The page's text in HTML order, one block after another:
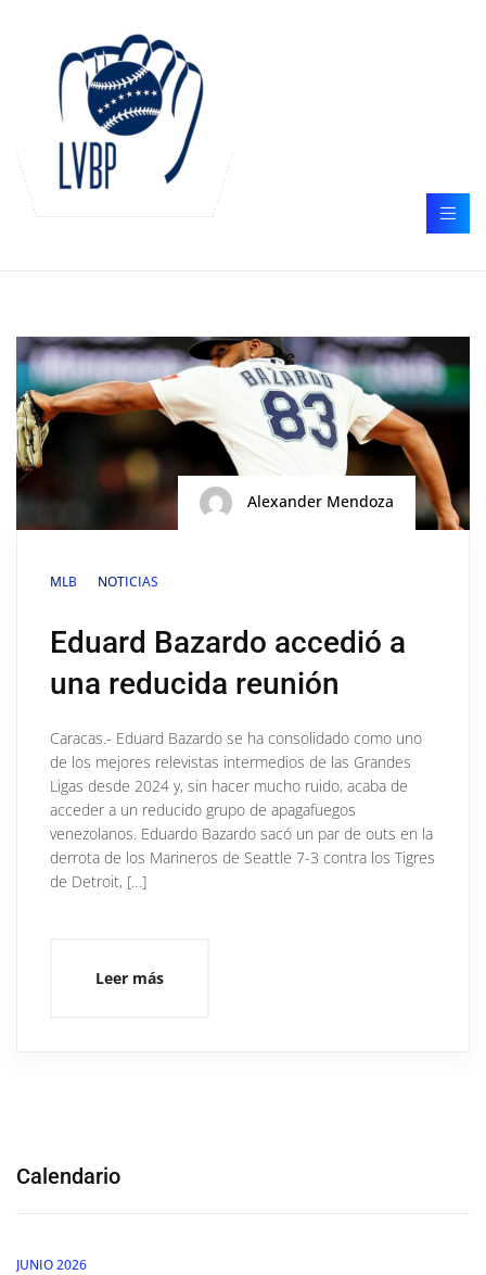
Alexander Mendoza
MLB NOTICIAS
Eduard Bazardo accedió a
una reducida reunión
Caracas.- Eduard Bazardo se ha consolidado como uno
de los mejores relevistas intermedios de las Grandes
Ligas desde 2024 y, sin hacer mucho ruido, acaba de
acceder a un reducido grupo de apagafuegos
venezolanos. Eduardo Bazardo sacó un par de outs en la
derrota de los Marineros de Seattle 7-3 contra los Tigres
de Detroit, […]
Leer más
Calendario
JUNIO 2026